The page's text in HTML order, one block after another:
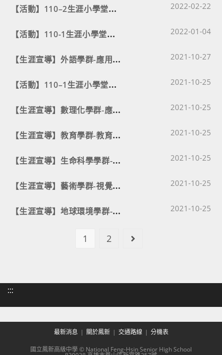
【
活動】110–2生涯小學堂校系宣導活動，歡迎本校學生參與！ Post published:
2022-02-22
【
活動】110-1生涯小學堂活動各場次簡報瀏覽 Post published:
2022-01-04
【
生涯宣導】外語學群-應用英語系-110/11/04(週四) Post published:
2021-10-27
【
活動】110–1生涯小學堂校系宣導活動開跑(場次陸續新增中) Post published:
2021-10-25
【
生涯宣導】數理化學群-應用數學系-110/12/02(週四) Post published:
2021-10-25
【
生涯宣導】教育學群-教育學系-110/11/29(週一) Post published:
2021-10-25
【
生涯宣導】生命科學學群-醫學檢驗生物技術學系-110/11/19(週五) Post published:
2021-10-25
【
生涯宣導】藝術學群-視覺設計系-110/11/15(週一) Post published:
2021-10-25
【
生涯宣導】地球環境學群-地球科學系-110/11/17(週三) Post published:
2021-10-25
1 2 Go to the next page
:::
最新消息 關於鳳新 交通路線 分機表
國立鳳新高級中學 © National Feng-Hsin Senior High School